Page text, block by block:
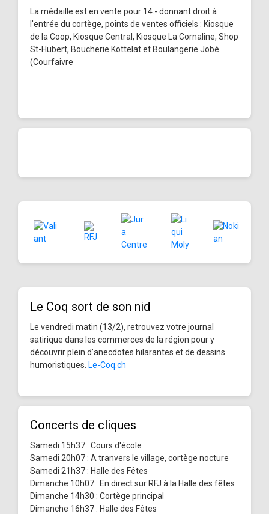
La médaille est en vente pour 14.- donnant droit à
l'entrée du cortège, points de ventes officiels : Kiosque
de la Coop, Kiosque Central, Kiosque La Cornaline, Shop
St-Hubert, Boucherie Kottelat et Boulangerie Jobé
(Courfaivre
Le Coq sort de son nid
Le vendredi matin (13/2), retrouvez votre journal
satirique dans les commerces de la région pour y
découvrir plein d’anecdotes hilarantes et de dessins
humoristiques. Le-Coq.ch
Concerts de cliques
Samedi 15h37 : Cours d'école
Samedi 20h07 : A tranvers le village, cortège nocture
Samedi 21h37 : Halle des Fêtes
Dimanche 10h07 : En direct sur RFJ à la Halle des fêtes
Dimanche 14h30 : Cortège principal
Dimanche 16h37 : Halle des Fêtes